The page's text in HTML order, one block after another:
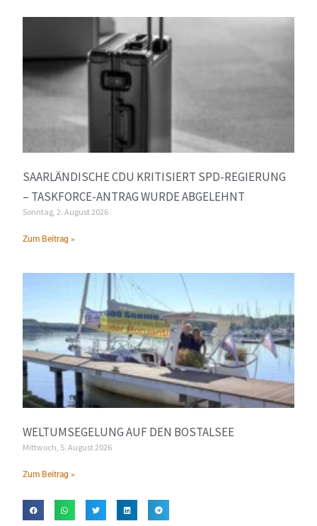
SAARLÄNDISCHE CDU KRITISIERT SPD-REGIERUNG
– TASKFORCE-ANTRAG WURDE ABGELEHNT
Sonntag, 2. August 2026
Zum Beitrag »
WELTUMSEGELUNG AUF DEN BOSTALSEE
Mittwoch, 5. August 2026
Zum Beitrag »